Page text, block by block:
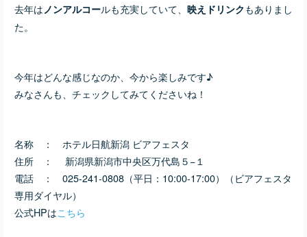
去年は ノンアルコールも充実していて、 映えドリンクもありまし
た。
今年はどんな感じなのか、今から楽しみです♪
みなさんも、チェックしてみてくださいね！
名称 ： ホテル日航新潟 ビアフェスタ
住所 ： 新潟県新潟市中央区万代島５−１
電話 ： 025-241-0808（平日：10:00-17:00）（ビアフェスタ
専用ダイヤル）
公式HPはこちら